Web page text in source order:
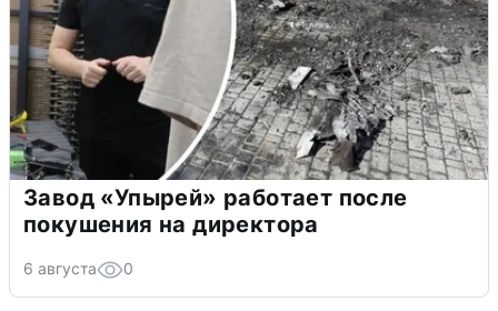
Завод «Упырей» работает после
покушения на директора
6 августа 0